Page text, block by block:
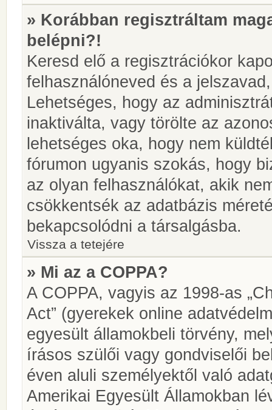
» Korábban regisztráltam
belépni?!
Keresd elő a regisztrációkor
felhasználóneved és a
Lehetséges, hogy az
inaktiválta, vagy törölte az
lehetséges oka, hogy nem
fórumon ugyanis szokás, hogy
az olyan felhasználókat, akik
csökkentsék az adatbázis
bekapcsolódni a társalgásba.
Vissza a tetejére
» Mi az a COPPA?
A COPPA, vagyis az 1998-as
Act” (gyerekek online
egyesült államokbeli törvény,
írásos szülői vagy gondviselői
éven aluli személyektől való
Amerikai Egyesült Államokban